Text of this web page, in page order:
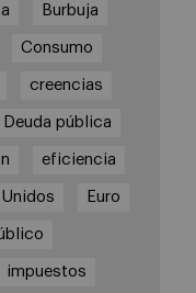
Burbuja
Consumo
creencias
Deuda pública
eficiencia
Euro
impuestos